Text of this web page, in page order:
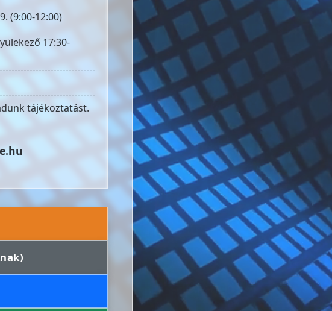
(9:00-12:00)
17:30-
tájékoztatást.